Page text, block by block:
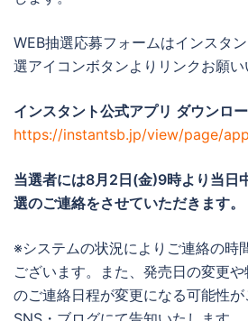
WEB抽選応募フォームはインスタ
選アイコンボタンよりリンクお願い
インスタント公式アプリ ダウンロ
https://instantsb.jp/view/page/app
当選者には8月2日(金)9時より当日
選のご連絡をさせていただきます。
※システムの状況によりご連絡の時
ございます。また、発売日の変更
のご連絡日程が変更になる可能性